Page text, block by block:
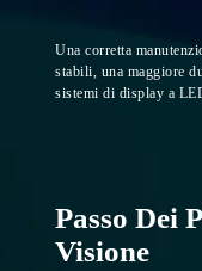
Una corretta
stabili, una maggiore
sistemi di display a
Passo Dei
Visione